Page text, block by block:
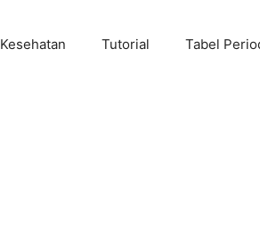
Kesehatan Tutorial Tabel